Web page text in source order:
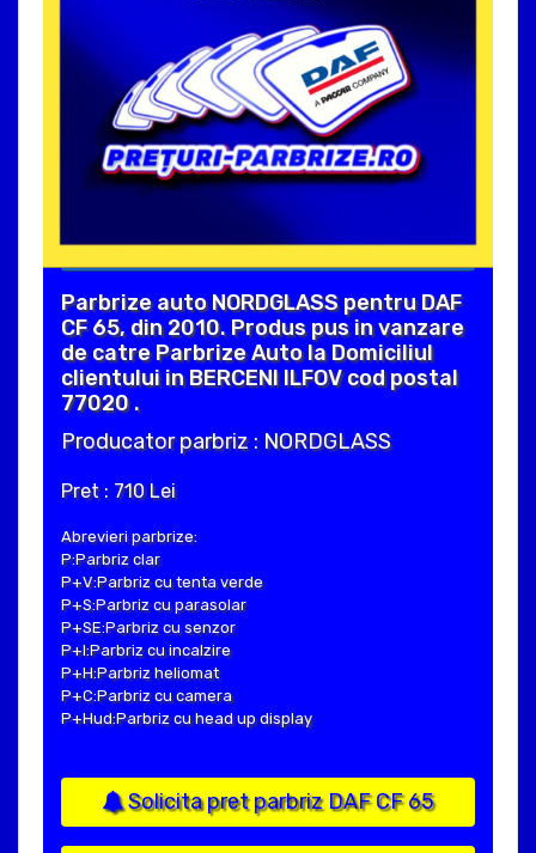
Parbrize auto NORDGLASS pentru DAF
CF 65, din 2010. Produs pus in vanzare
de catre Parbrize Auto la Domiciliul
clientului in BERCENI ILFOV cod postal
77020 .
Producator parbriz : NORDGLASS
Pret : 710 Lei
Abrevieri parbrize:
P:Parbriz clar
P+V:Parbriz cu tenta verde
P+S:Parbriz cu parasolar
P+SE:Parbriz cu senzor
P+I:Parbriz cu incalzire
P+H:Parbriz heliomat
P+C:Parbriz cu camera
P+Hud:Parbriz cu head up display
Solicita pret parbriz DAF CF 65